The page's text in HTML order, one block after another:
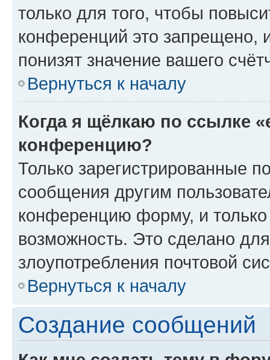
только для того, чтобы
конференций это запрещено,
понизят значение вашего
Вернуться к началу
Когда я щёлкаю по ссылке
конференцию?
Только зарегистрированные
сообщения другим
конференцию форму, и
возможность. Это сделано
злоупотребления почтовой
Вернуться к началу
Создание сообщений